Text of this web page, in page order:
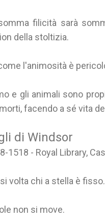
filicità sarà
della stoltizia.
l'animosità è
e gli animali sono
facendo a sé vita
di Windsor
1518 - Royal Library,
volta chi a stella è fisso.
non si move.